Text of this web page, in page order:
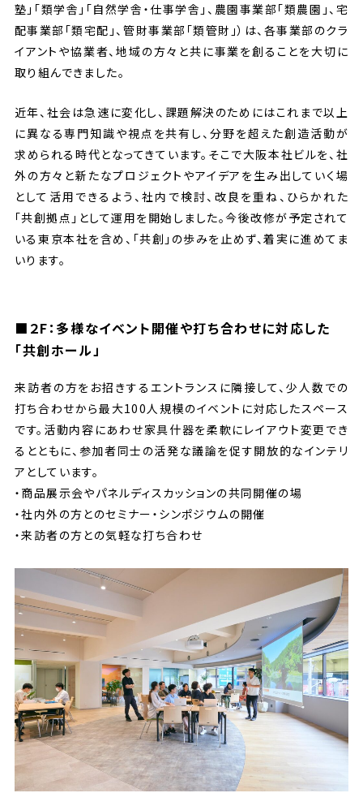
塾」「類学舎」「自然学舎・仕事学舎」、農園事業部「類農園」、宅
配事業部「類宅配」、管財事業部「類管財」）は、各事業部のクラ
イアントや協業者、地域の方々と共に事業を創ることを大切に
取り組んできました。
近年、社会は急速に変化し、課題解決のためにはこれまで以上
に異なる専門知識や視点を共有し、分野を超えた創造活動が
求められる時代となってきています。そこで大阪本社ビルを、社
外の方々と新たなプロジェクトやアイデアを生み出していく場
として活用できるよう、社内で検討、改良を重ね、ひらかれた
「共創拠点」として運用を開始しました。今後改修が予定されて
いる東京本社を含め、「共創」の歩みを止めず、着実に進めてま
いります。
■２F：多様なイベント開催や打ち合わせに対応した
「共創ホール」
来訪者の方をお招きするエントランスに隣接して、少人数での
打ち合わせから最大100人規模のイベントに対応したスペース
です。活動内容にあわせ家具什器を柔軟にレイアウト変更でき
るとともに、参加者同士の活発な議論を促す開放的なインテリ
アとしています。
・商品展示会やパネルディスカッションの共同開催の場
・社内外の方とのセミナー・シンポジウムの開催
・来訪者の方との気軽な打ち合わせ